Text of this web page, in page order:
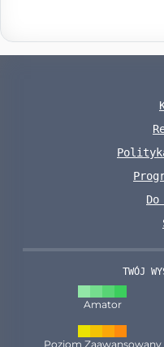
TWÓJ
Amator
Poziom Zaawansowany